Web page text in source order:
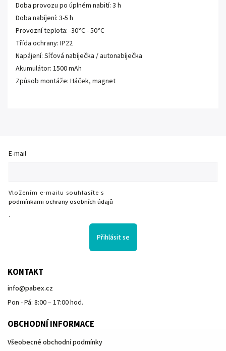
Doba provozu po úplném nabití: 3 h
Doba nabíjení: 3-5 h
Provozní teplota: -30°C - 50°C
Třída ochrany: IP22
Napájení: Síťová nabíječka / autonabíječka
Akumulátor: 1500 mAh
Způsob montáže: Háček, magnet
E-mail
Vložením e-mailu souhlasíte s
podmínkami ochrany osobních údajů
.
Přihlásit se
KONTAKT
info@pabex.cz
Pon - Pá: 8:00 – 17:00 hod.
OBCHODNÍ INFORMACE
Všeobecné obchodní podmínky